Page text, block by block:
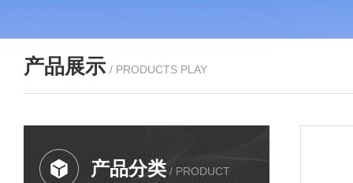
产品展示 / PRODUCTS PLAY
产品分类 / PRODUCT